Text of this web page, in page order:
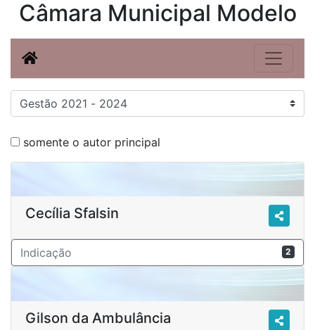
Câmara Municipal Modelo
somente o autor principal
Cecília Sfalsin
Indicação 2
Gilson da Ambulância